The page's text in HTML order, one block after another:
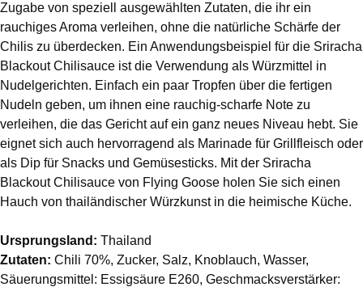
Zugabe von speziell ausgewählten Zutaten, die ihr ein
rauchiges Aroma verleihen, ohne die natürliche Schärfe der
Chilis zu überdecken. Ein Anwendungsbeispiel für die Sriracha
Blackout Chilisauce ist die Verwendung als Würzmittel in
Nudelgerichten. Einfach ein paar Tropfen über die fertigen
Nudeln geben, um ihnen eine rauchig-scharfe Note zu
verleihen, die das Gericht auf ein ganz neues Niveau hebt. Sie
eignet sich auch hervorragend als Marinade für Grillfleisch oder
als Dip für Snacks und Gemüsesticks. Mit der Sriracha
Blackout Chilisauce von Flying Goose holen Sie sich einen
Hauch von thailändischer Würzkunst in die heimische Küche.
Ursprungsland: Thailand
Zutaten: Chili 70%, Zucker, Salz, Knoblauch, Wasser,
Säuerungsmittel: Essigsäure E260, Geschmacksverstärker: